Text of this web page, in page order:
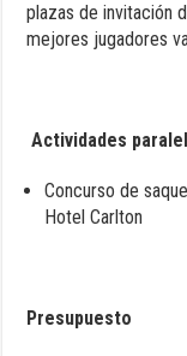
plazas de invitación
mejores jugadores
Actividades
Concurso de
Hotel Carlton
Presupuesto